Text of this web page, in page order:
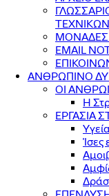
ΜΟΝΑΔΕΣ
EMAIL
ΑΝΘΡΩΠΙΝΟ
ΟΙ
Η
ΕΡΓΑΣΙΑ
Ίσες